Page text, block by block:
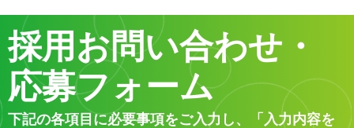
採用お問い合わせ・
応募フォーム
下記の各項目に必要事項をご入力し、「入力内容を